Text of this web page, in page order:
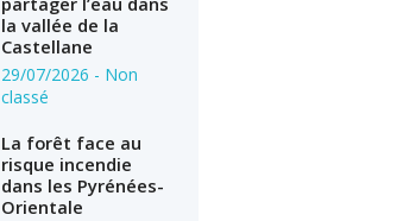
la vallée de la
Castellane
29/07/2026 - Non
classé
La forêt face au
risque incendie
dans les Pyrénées-
Orientale